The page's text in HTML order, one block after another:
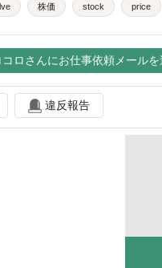
株価 stock price
cash cache 金融 為
下がる 家計 ドル
コロ さんにお仕事依頼メールを
違反報告